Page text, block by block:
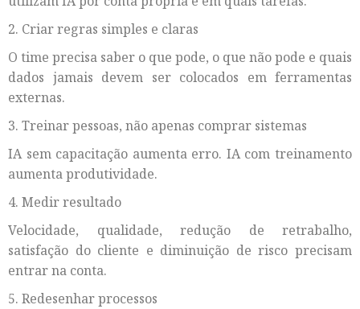
2. Criar regras simples e claras
O time precisa saber o que pode, o que não pode e quais
dados jamais devem ser colocados em ferramentas
externas.
3. Treinar pessoas, não apenas comprar sistemas
IA sem capacitação aumenta erro. IA com treinamento
aumenta produtividade.
4. Medir resultado
Velocidade, qualidade, redução de retrabalho,
satisfação do cliente e diminuição de risco precisam
entrar na conta.
5. Redesenhar processos